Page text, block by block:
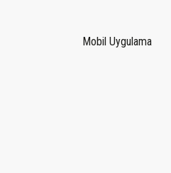
Mobil Uygulama